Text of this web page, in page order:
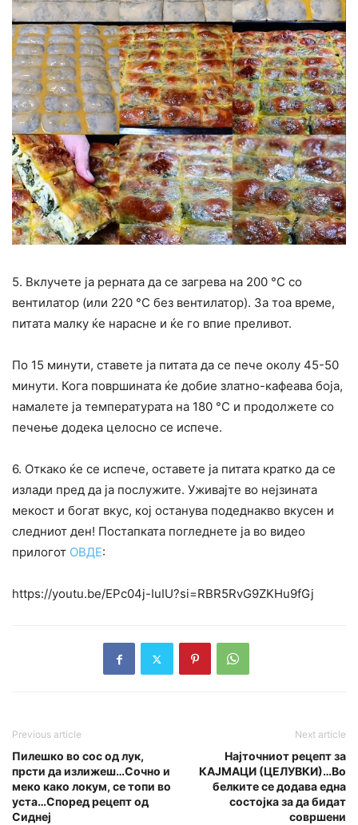
5. Вклучете ја рерната да се загрева на 200 °C со
вентилатор (или 220 °C без вентилатор). За тоа време,
питата малку ќе нарасне и ќе го впие преливот.
По 15 минути, ставете ја питата да се пече околу 45-50
минути. Кога површината ќе добие златно-кафеава боја,
намалете ја температурата на 180 °C и продолжете со
печење додека целосно се испече.
6. Откако ќе се испече, оставете ја питата кратко да се
излади пред да ја послужите. Уживајте во нејзината
мекост и богат вкус, кој останува подеднакво вкусен и
следниот ден! Постапката погледнете ја во видео
прилогот ОВДЕ:
https://youtu.be/EPc04j-IuIU?si=RBR5RvG9ZKHu9fGj
Previous article
Пилешко во сос од лук,
прсти да излижеш…Сочно и
меко како локум, се топи во
уста…Според рецепт од
Сиднеј
Next article
Најточниот рецепт за
КАЈМАЦИ (ЦЕЛУВКИ)…Во
белките се додава една
состојка за да бидат
совршени